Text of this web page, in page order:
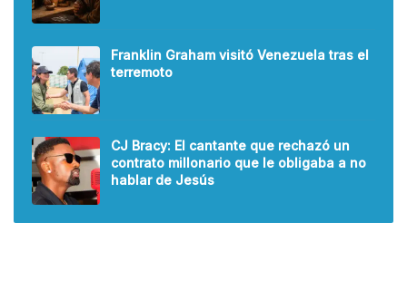
Franklin Graham visitó Venezuela tras el
terremoto
CJ Bracy: El cantante que rechazó un
contrato millonario que le obligaba a no
hablar de Jesús